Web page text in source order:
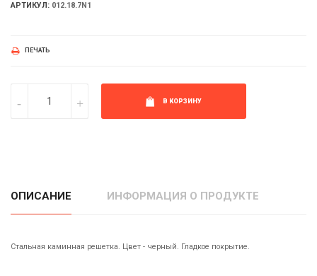
АРТИКУЛ: 012.18.7N1
ПЕЧАТЬ
В КОРЗИНУ
ОПИСАНИЕ ИНФОРМАЦИЯ О ПРОДУКТЕ
Стальная каминная решетка. Цвет - черный. Гладкое покрытие.